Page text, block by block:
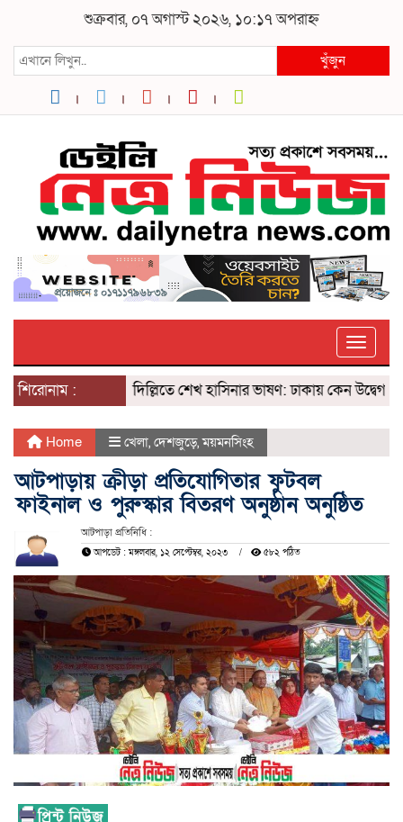
শুক্রবার, ০৭ অগাস্ট ২০২৬, ১০:১৭ অপরাহ্ন
খুঁজুন
শিরোনাম : দিল্লিতে শেখ হাসিনার ভাষণ: ঢাকায় কেন উদ্বেগ? ৫
Home খেলা, দেশজুড়ে,ময়মনসিংহ
আটপাড়ায় ক্রীড়া প্রতিযোগিতার ফুটবল
ফাইনাল ও পুরুস্কার বিতরণ অনুষ্ঠান অনুষ্ঠিত
আটপাড়া প্রতিনিধি :
আপডেট : মঙ্গলবার, ১২ সেপ্টেম্বর, ২০২৩ ৫৮২ পঠিত